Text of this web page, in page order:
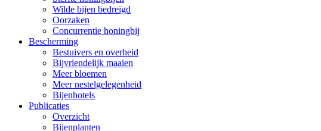
Wilde bijen bedreigd
Oorzaken
Concurrentie honingbij
Bescherming
Bestuivers en overheid
Bijvriendelijk maaien
Meer bloemen
Meer nestelgelegenheid
Bijenhotels
Publicaties
Overzicht
Bijenplanten